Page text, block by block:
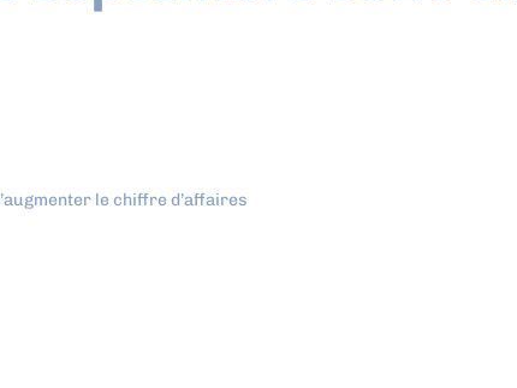
le chiffre d’affaires